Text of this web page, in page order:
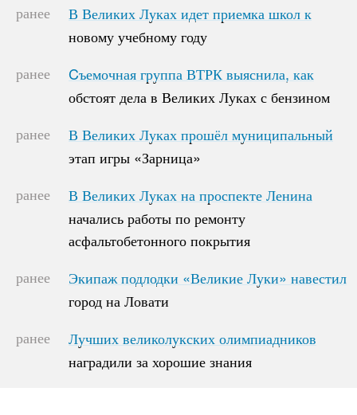
ранее
В Великих Луках идет приемка школ к
новому учебному году
В Великих Луках идет приемка школ к
новому учебному году
ранее
Cъемочная группа ВТРК выяснила, как
обстоят дела в Великих Луках с бензином
Cъемочная группа ВТРК выяснила, как
обстоят дела в Великих Луках с бензином
ранее
В Великих Луках прошёл муниципальный
этап игры «Зарница»
В Великих Луках прошёл муниципальный
этап игры «Зарница»
ранее
В Великих Луках на проспекте Ленина
начались работы по ремонту
асфальтобетонного покрытия
В Великих Луках на проспекте Ленина
начались работы по ремонту
асфальтобетонного покрытия
ранее
Экипаж подлодки «Великие Луки» навестил
город на Ловати
Экипаж подлодки «Великие Луки» навестил
город на Ловати
ранее
Лучших великолукских олимпиадников
наградили за хорошие знания
Лучших великолукских олимпиадников
наградили за хорошие знания